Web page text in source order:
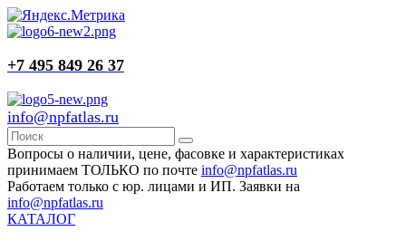
+7 495 849 26 37
info@npfatlas.ru
Вопросы о наличии, цене, фасовке и характеристиках
принимаем ТОЛЬКО по почте info@npfatlas.ru
Работаем только с юр. лицами и ИП. Заявки на
info@npfatlas.ru
КАТАЛОГ